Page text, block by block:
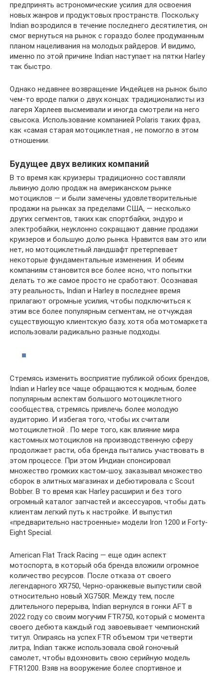
предпринять астрономические усилия для освоения
новых жанров и продуктовых пространств. Поскольку
Indian возродился в течение последнего десятилетия, он
смог вернуться на рынок с гораздо более продуманным
планом нацеливания на молодых райдеров. И видимо,
именно по этой причине Indian наступает на пятки Harley
так быстро.
Однако недавнее возвращение Индейцев на рынок было
чем-то вроде палки о двух концах: традиционалисты из
лагеря Харлеев высмеивали и иногда смотрели на него
свысока. Использование компанией Polaris таких фраз,
как «самая старая мотоциклетная , не помогло в этом
отношении.
Будущее двух великих компаний
В то время как круизеры традиционно составляли
львиную долю продаж на американском рынке
мотоциклов — и были замечены удовлетворительные
продажи на рынках за пределами США, — несколько
других сегментов, таких как спортбайки, эндуро и
электробайки, неуклонно сокращают давние продажи
круизеров и большую долю рынка. Нравится вам это или
нет, но мотоциклетный ландшафт претерпевает
некоторые фундаментальные изменения. И обеим
компаниям становится все более ясно, что попытки
делать то же самое просто не сработают. Осознавая
эту реальность, Indian и Harley в последнее время
прилагают огромные усилия, чтобы подключиться к
этим все более популярным сегментам, не отчуждая
существующую клиентскую базу, хотя оба мотомаркета
использовали радикально разные подходы.
Стремясь изменить восприятие публикой обоих брендов,
Indian и Harley все чаще обращаются к модным, более
популярным аспектам большого мотоциклетного
сообщества, стремясь привлечь более молодую
аудиторию. И избегая того, чтобы их считали
мотоциклетной . По мере того, как влияние мира
кастомных мотоциклов на производственную сферу
продолжает расти, оба бренда пытались участвовать в
этом процессе. При этом Индиан спонсировал
множество громких кастом-шоу, заказывал множество
сборок в элитных магазинах и дебютировала с Scout
Bobber. В то время как Harley расширил и без того
огромный каталог запчастей и аксессуаров, чтобы дать
клиентам легкий путь к настройке. И выпустил
«предварительно настроенные» модели Iron 1200 и Forty-
Eight Special.
American Flat Track Racing — еще один аспект
мотоспорта, в который оба бренда вложили огромное
количество ресурсов. После отказа от своего
легендарного XR750, Черно-оранжевые выпустили свой
относительно новый XG750R. Между тем, после
длительного перерыва, Indian вернулся в гонки AFT в
2022 году со своим могучим FTR750, который с момента
своего дебюта каждый год завоевывает чемпионский
титул. Опираясь на успех FTR объемом три четверти
литра, Indian также использовала свой гоночный
самолет, чтобы вдохновить свою серийную модель
FTR1200. Взяв на вооружение более спортивное и